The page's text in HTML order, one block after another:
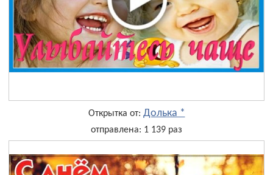
Открытка от: Долька *
отправлена: 1 139 раз